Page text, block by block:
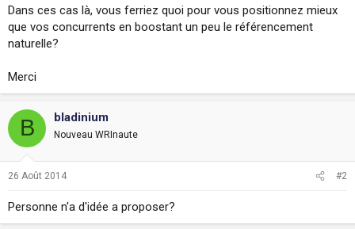
Dans ces cas là, vous ferriez quoi pour vous positionnez mieux
que vos concurrents en boostant un peu le référencement
naturelle?
Merci
B bladinium
Nouveau WRInaute
26 Août 2014 #2
Personne n'a d'idée a proposer?